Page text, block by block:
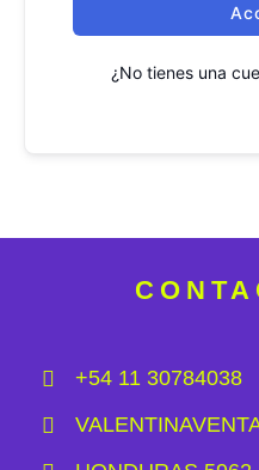
¿No tienes una
+54 11 30784038